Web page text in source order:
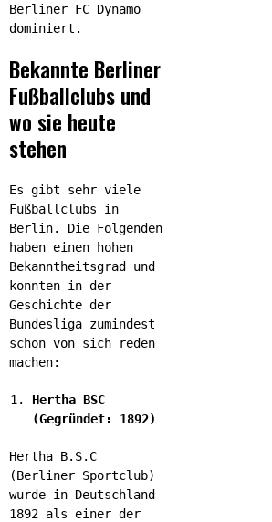
Berliner FC Dynamo
dominiert.
Bekannte Berliner
Fußballclubs und
wo sie heute
stehen
Es gibt sehr viele
Fußballclubs in
Berlin. Die Folgenden
haben einen hohen
Bekanntheitsgrad und
konnten in der
Geschichte der
Bundesliga zumindest
schon von sich reden
machen:
Hertha BSC
(Gegründet: 1892)
Hertha B.S.C
(Berliner Sportclub)
wurde in Deutschland
1892 als einer der